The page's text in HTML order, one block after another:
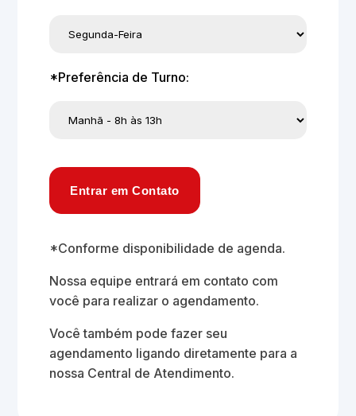
*Preferência de Turno:
Entrar em Contato
*Conforme disponibilidade de agenda.
Nossa equipe entrará em contato com
você para realizar o agendamento.
Você também pode fazer seu
agendamento ligando diretamente para a
nossa Central de Atendimento.